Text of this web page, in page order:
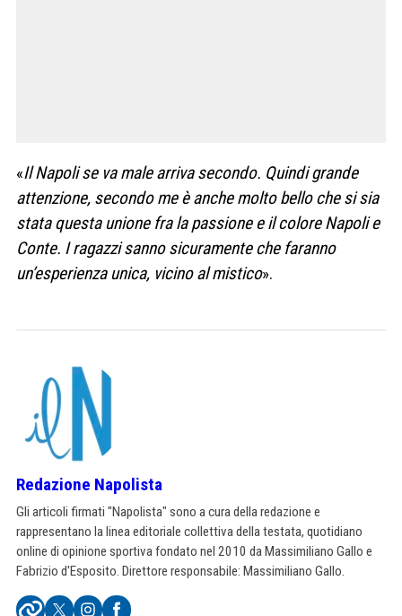
«Il Napoli se va male arriva secondo. Quindi grande
attenzione, secondo me è anche molto bello che si sia
stata questa unione fra la passione e il colore Napoli e
Conte. I ragazzi sanno sicuramente che faranno
un’esperienza unica, vicino al mistico».
Redazione Napolista
Gli articoli firmati "Napolista" sono a cura della redazione e
rappresentano la linea editoriale collettiva della testata, quotidiano
online di opinione sportiva fondato nel 2010 da Massimiliano Gallo e
Fabrizio d'Esposito. Direttore responsabile: Massimiliano Gallo.